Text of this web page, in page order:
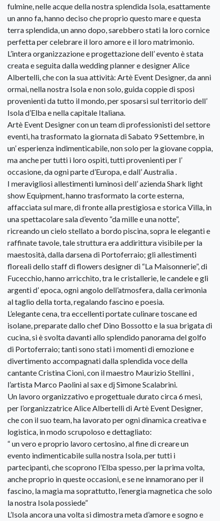
fulmine, nelle acque della nostra splendida Isola, esattamente
un anno fa, hanno deciso che proprio questo mare e questa
terra splendida, un anno dopo, sarebbero stati la loro cornice
perfetta per celebrare il loro amore e il loro matrimonio.
L’intera organizzazione e progettazione dell’ evento è stata
creata e seguita dalla wedding planner e designer Alice
Albertelli, che con la sua attività: Artè Event Designer, da anni
ormai, nella nostra Isola e non solo, guida coppie di sposi
provenienti da tutto il mondo, per sposarsi sul territorio dell’
Isola d’Elba e nella capitale Italiana.
Artè Event Designer con un team di professionisti del settore
eventi, ha trasformato la giornata di Sabato 9 Settembre, in
un’ esperienza indimenticabile, non solo per la giovane coppia,
ma anche per tutti i loro ospiti, tutti provenienti per l’
occasione, da ogni parte d’Europa, e dall’ Australia .
I meravigliosi allestimenti luminosi dell’ azienda Shark light
show Equipment, hanno trasformato la corte esterna,
affacciata sul mare, di fronte alla prestigiosa e storica Villa, in
una spettacolare sala d’evento “da mille e una notte”,
ricreando un cielo stellato a bordo piscina, sopra le eleganti e
raffinate tavole, tale struttura era addirittura visibile per la
maestosità, dalla darsena di Portoferraio; gli allestimenti
floreali dello staff di flowers designer di “La Maisonnerie”, di
Fucecchio, hanno arricchito, tra le cristallerie, le candele e gli
argenti d’ epoca, ogni angolo dell’atmosfera, dalla cerimonia
al taglio della torta, regalando fascino e poesia.
L’elegante cena, tra eccellenti portate culinare toscane ed
isolane, preparate dallo chef Dino Bossotto e la sua brigata di
cucina, si è svolta davanti allo splendido panorama del golfo
di Portoferraio; tanti sono stati i momenti di emozione e
divertimento accompagnati dalla splendida voce della
cantante Cristina Cioni, con il maestro Maurizio Stellini ,
l’artista Marco Paolini al sax e dj Simone Scalabrini.
Un lavoro organizzativo e progettuale durato circa 6 mesi,
per l’organizzatrice Alice Albertelli di Artè Event Designer,
che con il suo team, ha lavorato per ogni dinamica creativa e
logistica, in modo scrupoloso e dettagliato:
“ un vero e proprio lavoro certosino, al fine di creare un
evento indimenticabile sulla nostra Isola, per tutti i
partecipanti, che scoprono l’Elba spesso, per la prima volta,
anche proprio in queste occasioni, e se ne innamorano per il
fascino, la magia ma soprattutto, l’energia magnetica che solo
la nostra Isola possiede”
L’Isola ancora una volta si dimostra meta d’amore e sogno e